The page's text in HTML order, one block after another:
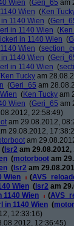
Wien (Geri_65 am
Wien (Ken
1140 Wien (
in 1140 Wien (
in 1140 Wien (
Wien (
1140 Wien (
in 1140 Wien (
Ken Tucky am
(Geri_65 am
(Ken Tucky am
Wien (Geri_65 am
22:58:49)
am 29.08.2012,
29.08.2012,
am
( lsr2 am 29.08.2012,
(motorboot am
( lsr2 am
Wien
(
Wien ( lsr2 am
1140 Wien
(
in 1140 Wien (
12:33:16)
12:36:45)